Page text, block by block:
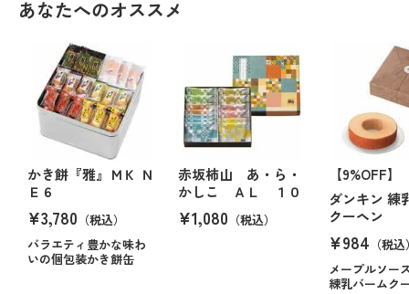
あなたへのオススメ
かき餅『雅』ＭＫ Ｎ
Ｅ６
¥3,780 （税込）
バラエティ豊かな味わ
いの個包装かき餅缶
赤坂柿山 あ・ら・
かしこ ＡＬ １０
¥1,080 （税込）
【9%OFF】
ダンキン 練
クーヘン
¥984 （税
メープルソー
練乳バームク